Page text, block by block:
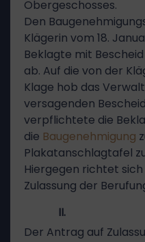
Obergeschosses.
Den
Klägerin vom 18.
Beklagte mit Bescheid
ab. Auf die von der
Klage hob das
versagenden
verpflichtete die
die Baugenehmigung
Plakatanschlagtafel
Hiergegen richtet
Zulassung der
II.
Der Antrag auf